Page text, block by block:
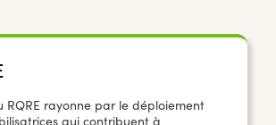
RQRE rayonne par le déploiement
qui contribuent à